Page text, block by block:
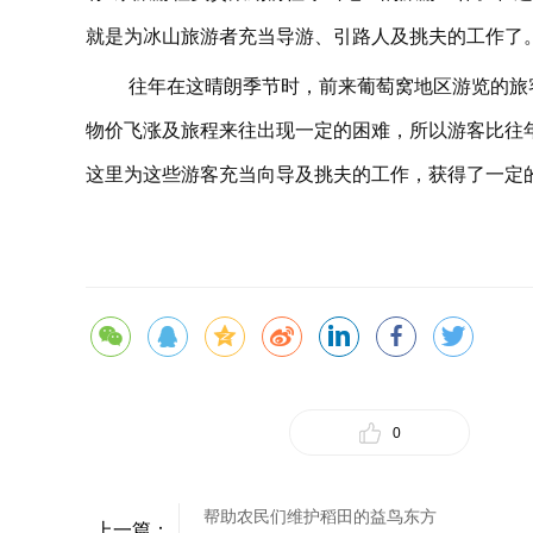
就是为冰山旅游者充当导游、引路人及挑夫的工作
往年在这晴朗季节时，前来葡萄窝地区游览的
物价飞涨及旅程来往出现一定的困难，所以游客比
这里为这些游客充当向导及挑夫的工作，获得了一定
0
帮助农民们维护稻田的益鸟东方